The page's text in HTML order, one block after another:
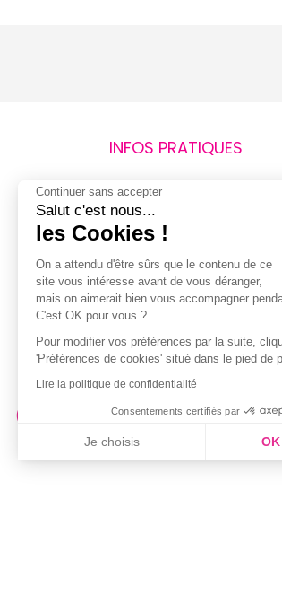
INFOS PRATIQUES
Retours et remboursements
Suivi de commande
Livraisons
Guide des tailles
Politique de confidentialité
Conditions générales
de la Carte de Fidélité
Continuer sans accepter
Salut c'est nous...
les Cookies !
On a attendu d'être sûrs que le contenu de ce
site vous intéresse avant de vous déranger,
mais on aimerait bien vous accompagner
C'est OK pour vous ?
Pour modifier vos préférences par la suite,
'Préférences de cookies' situé dans le pied de
Lire la politique de confidentialité
Consentements certifiés par
Je choisis